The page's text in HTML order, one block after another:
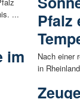
...
im
Pfalz
Nach einer
in